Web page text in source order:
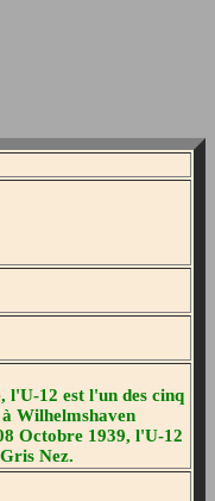
l'U-12 est l'un des cinq
Wilhelmshaven
Octobre 1939, l'U-12
Nez.